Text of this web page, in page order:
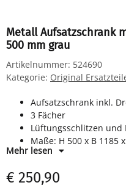
Metall Aufsatzschrank
500 mm grau
Artikelnummer: 524690
Kategorie: Original
Aufsatzschrank inkl.
3 Fächer
Lüftungsschlitzen und
Maße: H 500 x B 1185
RAL 7035 lichtgrau
Mehr lesen
€ 250,90